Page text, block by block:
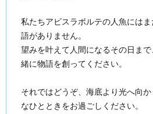
私たちアビスラポルテの人魚には
語がありません。
望みを叶えて人間になるその日ま
緒に物語を創ってください。
それではどうぞ、海底より光へ向
なひとときをお過ごしください。